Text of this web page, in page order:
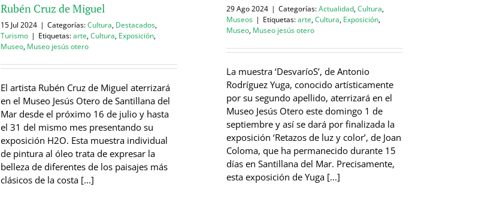
29 Ago 2024 | Categorías:Actualidad,Cultura,
Museos | Etiquetas:arte,Cultura, Exposición,
Museo, Museo jesús otero
La muestra ‘DesvaríoS’, de Antonio
Rodríguez Yuga, conocido artísticamente
por su segundo apellido, aterrizará en el
Museo Jesús Otero este domingo 1 de
septiembre y así se dará por finalizada la
exposición ‘Retazos de luz y color’, de Joan
Coloma, que ha permanecido durante 15
días en Santillana del Mar. Precisamente,
esta exposición de Yuga [...]
Rubén Cruz de Miguel
15 Jul 2024 | Categorías:Cultura, Destacados,
Turismo | Etiquetas:arte,Cultura, Exposición,
Museo, Museo jesús otero
El artista Rubén Cruz de Miguel aterrizará
en el Museo Jesús Otero de Santillana del
Mar desde el próximo 16 de julio y hasta
el 31 del mismo mes presentando su
exposición H2O. Esta muestra individual
de pintura al óleo trata de expresar la
belleza de diferentes de los paisajes más
clásicos de la costa [...]